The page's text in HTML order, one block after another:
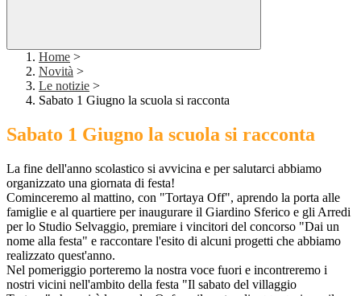
Home >
Novità >
Le notizie >
Sabato 1 Giugno la scuola si racconta
Sabato 1 Giugno la scuola si racconta
La fine dell'anno scolastico si avvicina e per salutarci abbiamo
organizzato una giornata di festa!
Cominceremo al mattino, con "Tortaya Off", aprendo la porta alle
famiglie e al quartiere per inaugurare il Giardino Sferico e gli Arredi
per lo Studio Selvaggio, premiare i vincitori del concorso "Dai un
nome alla festa" e raccontare l'esito di alcuni progetti che abbiamo
realizzato quest'anno.
Nel pomeriggio porteremo la nostra voce fuori e incontreremo i
nostri vicini nell'ambito della festa "Il sabato del villaggio